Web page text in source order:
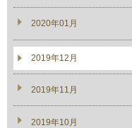
2020年01月
2019年12月
2019年11月
2019年10月